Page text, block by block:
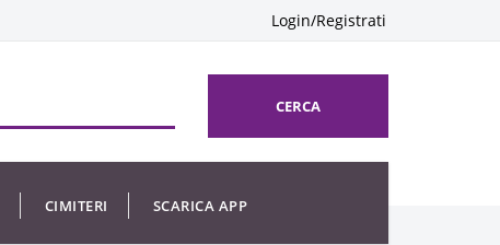
Login/Registrati
CERCA
CIMITERI SCARICA APP